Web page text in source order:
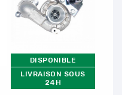
DISPONIBLE
LIVRAISON SOUS
24H